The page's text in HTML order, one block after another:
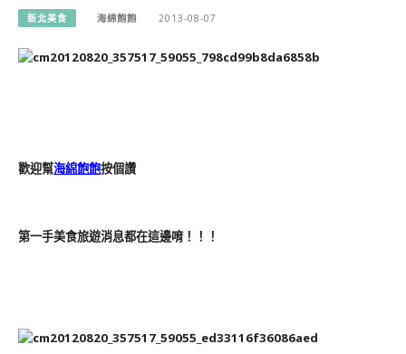
新北美食 海綿飽飽 2013-08-07
歡迎幫海綿飽飽按個讚
第一手美食旅遊消息都在這邊唷！！！